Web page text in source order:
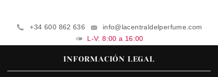
+34 600 862 636
info@lacentraldelperfume.com
L-V: 8:00 a 16:00
INFORMACIÓN LEGAL